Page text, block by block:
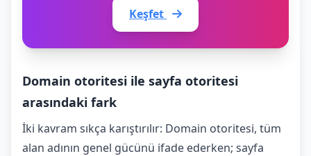
Keşfet
Domain otoritesi ile sayfa otoritesi
arasındaki fark
İki kavram sıkça karıştırılır: Domain otoritesi, tüm
alan adının genel gücünü ifade ederken; sayfa